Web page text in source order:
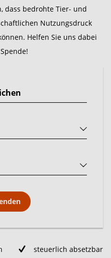
dass bedrohte Tier- und
Nutzungsdruck
Helfen Sie uns dabei
steuerlich absetzbar